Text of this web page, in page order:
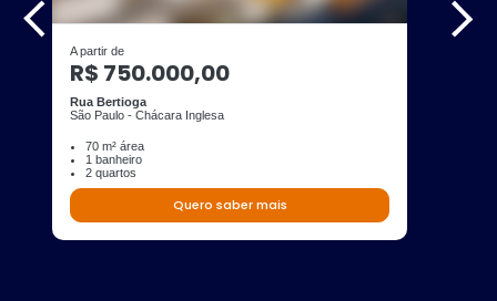
A partir de
R$ 750.000,00
Rua Bertioga
São Paulo - Chácara Inglesa
70 m² área
1 banheiro
2 quartos
Quero saber mais